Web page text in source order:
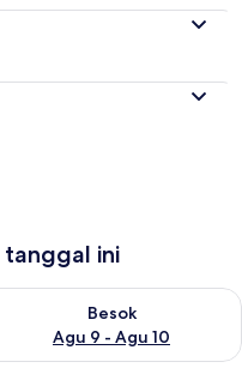
tanggal ini
Agu 8 - Agu 9
Besok
Agu 9 - Agu 10
ketersediaan untuk